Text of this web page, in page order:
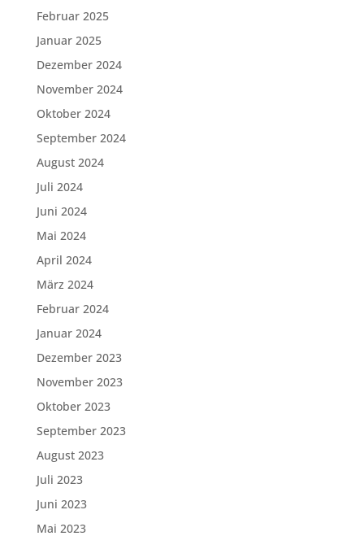
Februar 2025
Januar 2025
Dezember 2024
November 2024
Oktober 2024
September 2024
August 2024
Juli 2024
Juni 2024
Mai 2024
April 2024
März 2024
Februar 2024
Januar 2024
Dezember 2023
November 2023
Oktober 2023
September 2023
August 2023
Juli 2023
Juni 2023
Mai 2023